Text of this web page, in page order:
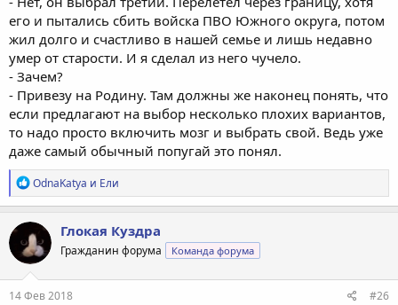
его и пытались сбить войска ПВО Южного округа, потом
жил долго и счастливо в нашей семье и лишь недавно
умер от старости. И я сделал из него чучело.
- Зачем?
- Привезу на Родину. Там должны же наконец понять, что
если предлагают на выбор несколько плохих вариантов,
то надо просто включить мозг и выбрать свой. Ведь уже
даже самый обычный попугай это понял.
Р
е
а
к
ц
и
и
:
OdnaKatya и Ели
Глокая Куздра
Гражданин форума Команда форума
14 Фев 2018 #26